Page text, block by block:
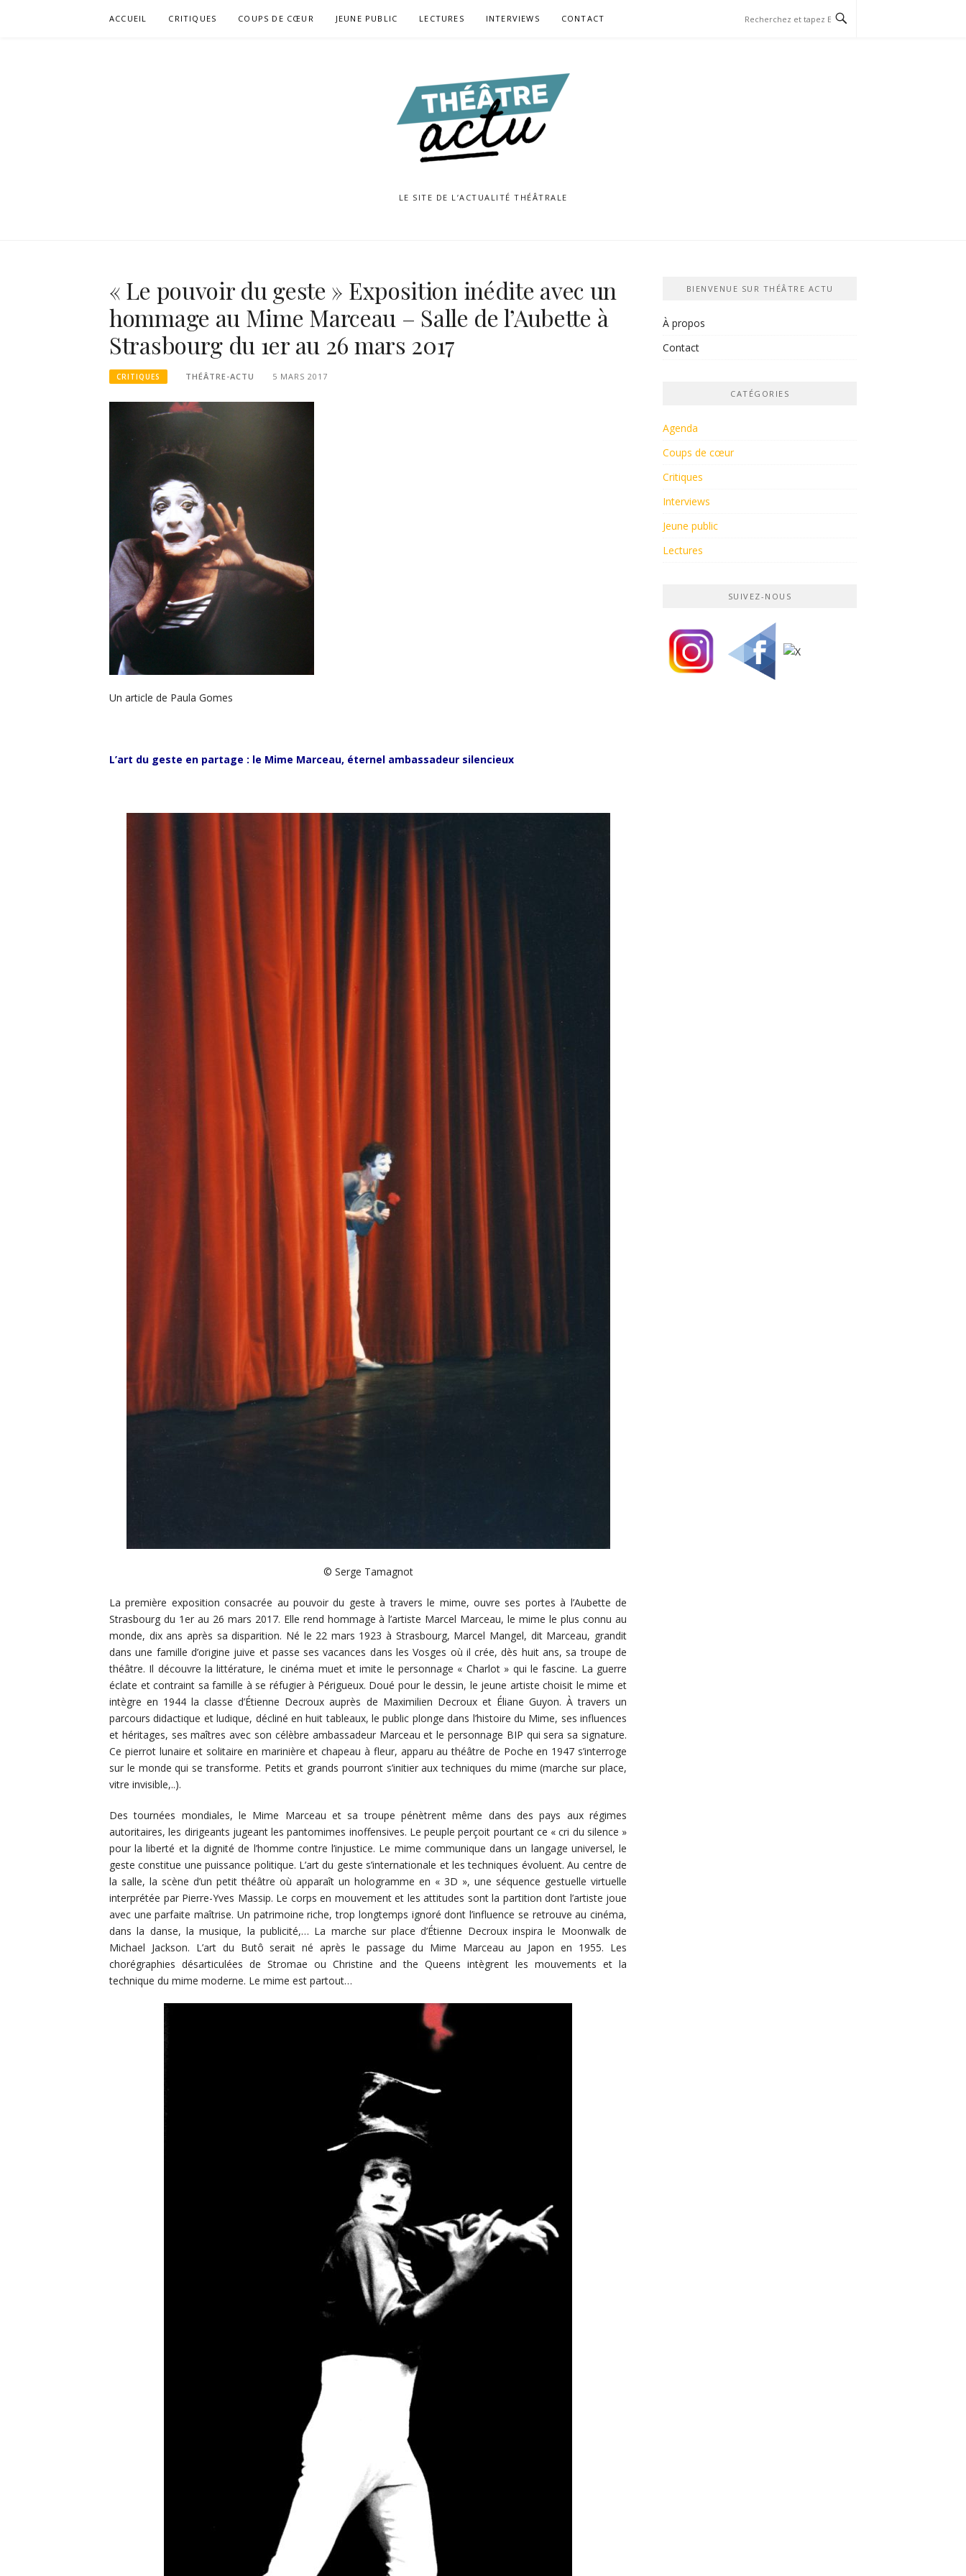
ACCUEIL CRITIQUES COUPS DE CŒUR JEUNE PUBLIC LECTURES INTERVIEWS CONTACT
LE SITE DE L’ACTUALITÉ THÉÂTRALE
« Le pouvoir du geste » Exposition inédite avec un
hommage au Mime Marceau – Salle de l’Aubette à
Strasbourg du 1er au 26 mars 2017
CRITIQUES THÉÂTRE-ACTU 5 MARS 2017
Un article de Paula Gomes
L’art du geste en partage : le Mime Marceau, éternel ambassadeur silencieux
© Serge Tamagnot
La première exposition consacrée au pouvoir du geste à travers le mime, ouvre ses portes à l’Aubette de
Strasbourg du 1er au 26 mars 2017. Elle rend hommage à l’artiste Marcel Marceau, le mime le plus connu au
monde, dix ans après sa disparition. Né le 22 mars 1923 à Strasbourg, Marcel Mangel, dit Marceau, grandit
dans une famille d’origine juive et passe ses vacances dans les Vosges où il crée, dès huit ans, sa troupe de
théâtre. Il découvre la littérature, le cinéma muet et imite le personnage « Charlot » qui le fascine. La guerre
éclate et contraint sa famille à se réfugier à Périgueux. Doué pour le dessin, le jeune artiste choisit le mime et
intègre en 1944 la classe d’Étienne Decroux auprès de Maximilien Decroux et Éliane Guyon. À travers un
parcours didactique et ludique, décliné en huit tableaux, le public plonge dans l’histoire du Mime, ses influences
et héritages, ses maîtres avec son célèbre ambassadeur Marceau et le personnage BIP qui sera sa signature.
Ce pierrot lunaire et solitaire en marinière et chapeau à fleur, apparu au théâtre de Poche en 1947 s’interroge
sur le monde qui se transforme. Petits et grands pourront s’initier aux techniques du mime (marche sur place,
vitre invisible,..).
Des tournées mondiales, le Mime Marceau et sa troupe pénètrent même dans des pays aux régimes
autoritaires, les dirigeants jugeant les pantomimes inoffensives. Le peuple perçoit pourtant ce « cri du silence »
pour la liberté et la dignité de l’homme contre l’injustice. Le mime communique dans un langage universel, le
geste constitue une puissance politique. L’art du geste s’internationale et les techniques évoluent. Au centre de
la salle, la scène d’un petit théâtre où apparaît un hologramme en « 3D », une séquence gestuelle virtuelle
interprétée par Pierre-Yves Massip. Le corps en mouvement et les attitudes sont la partition dont l’artiste joue
avec une parfaite maîtrise. Un patrimoine riche, trop longtemps ignoré dont l’influence se retrouve au cinéma,
dans la danse, la musique, la publicité,… La marche sur place d’Étienne Decroux inspira le Moonwalk de
Michael Jackson. L’art du Butô serait né après le passage du Mime Marceau au Japon en 1955. Les
chorégraphies désarticulées de Stromae ou Christine and the Queens intègrent les mouvements et la
technique du mime moderne. Le mime est partout…
BIENVENUE SUR THÉÂTRE ACTU
À propos
Contact
CATÉGORIES
Agenda
Coups de cœur
Critiques
Interviews
Jeune public
Lectures
SUIVEZ-NOUS